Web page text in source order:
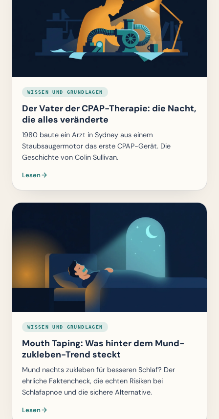
WISSEN UND GRUNDLAGEN
Der Vater der CPAP-Therapie: die Nacht,
die alles veränderte
1980 baute ein Arzt in Sydney aus einem
Staubsaugermotor das erste CPAP-Gerät. Die
Geschichte von Colin Sullivan.
Lesen
WISSEN UND GRUNDLAGEN
Mouth Taping: Was hinter dem Mund-
zukleben-Trend steckt
Mund nachts zukleben für besseren Schlaf? Der
ehrliche Faktencheck, die echten Risiken bei
Schlafapnoe und die sichere Alternative.
Lesen